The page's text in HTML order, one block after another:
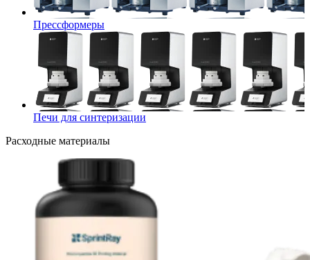
Прессформеры
Печи для синтеризации
Расходные материалы